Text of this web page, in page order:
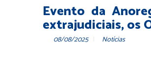
Evento da
extrajudiciais, os
08/08/2025 Notícias